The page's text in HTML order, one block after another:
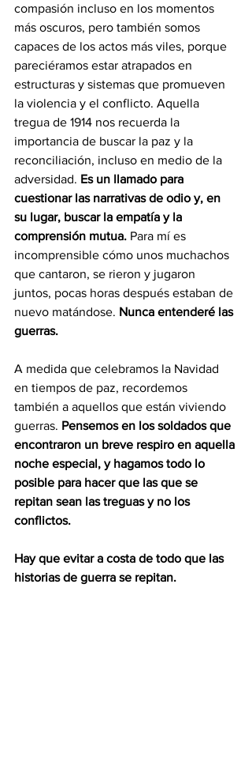
compasión incluso en los momentos
más oscuros, pero también somos
capaces de los actos más viles, porque
pareciéramos estar atrapados en
estructuras y sistemas que promueven
la violencia y el conflicto. Aquella
tregua de 1914 nos recuerda la
importancia de buscar la paz y la
reconciliación, incluso en medio de la
adversidad. Es un llamado para
cuestionar las narrativas de odio y, en
su lugar, buscar la empatía y la
comprensión mutua. Para mí es
incomprensible cómo unos muchachos
que cantaron, se rieron y jugaron
juntos, pocas horas después estaban de
nuevo matándose. Nunca entenderé las
guerras.
A medida que celebramos la Navidad
en tiempos de paz, recordemos
también a aquellos que están viviendo
guerras. Pensemos en los soldados que
encontraron un breve respiro en aquella
noche especial, y hagamos todo lo
posible para hacer que las que se
repitan sean las treguas y no los
conflictos.
Hay que evitar a costa de todo que las
historias de guerra se repitan.